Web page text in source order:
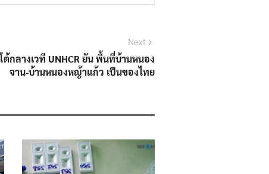
Next
ต้กลางเวที UNHCR ยัน พื้นที่บ้านหนอง
จาน-บ้านหนองหญ้าแก้ว เป็นของไทย